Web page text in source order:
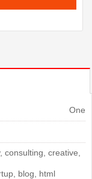
One
creative,
blog, html